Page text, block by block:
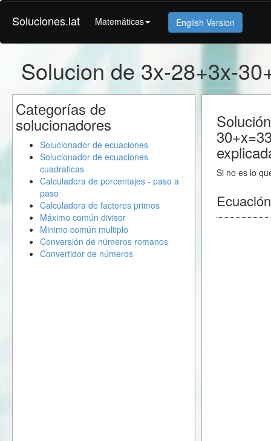
Soluciones.lat Matemáticas English Version
Solucion de 3x-28+3x-
Si no es lo
Categorías de
solucionadores
Solucionador de ecuaciones
Solucionador de ecuaciones
cuadraticas
Calculadora de porcentajes - paso a
paso
Calculadora de factores primos
Máximo común divisor
Minimo común multiplo
Conversión de números romanos
Convertidor de números